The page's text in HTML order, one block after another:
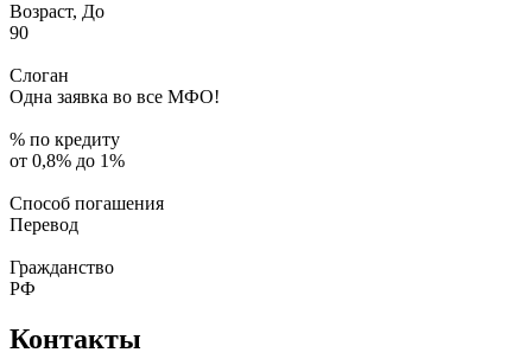
Возраст, До
90
Слоган
Одна заявка во все МФО!
% по кредиту
от 0,8% до 1%
Способ погашения
Перевод
Гражданство
РФ
Контакты